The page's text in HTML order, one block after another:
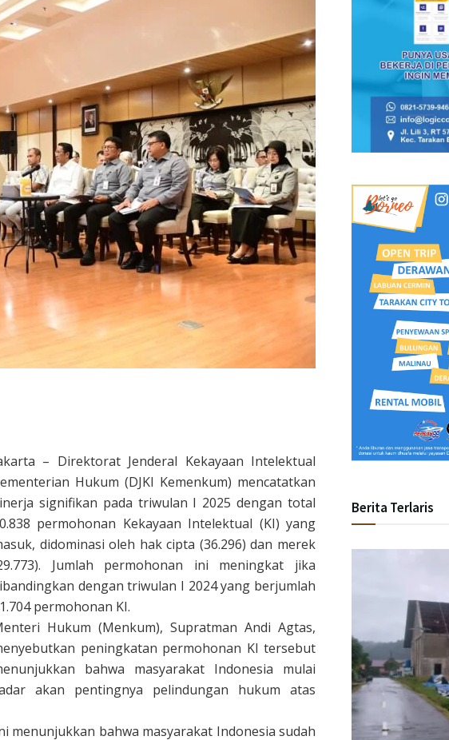
– Direktorat Jenderal Kekayaan Intelektual
Hukum (DJKI Kemenkum) mencatatkan
signifikan pada triwulan I 2025 dengan total
permohonan Kekayaan Intelektual (KI) yang
didominasi oleh hak cipta (36.296) dan merek
Jumlah permohonan ini meningkat jika
dengan triwulan I 2024 yang berjumlah
permohonan KI.
Hukum (Menkum), Supratman Andi Agtas,
peningkatan permohonan KI tersebut
bahwa masyarakat Indonesia mulai
akan pentingnya pelindungan hukum atas
menunjukkan bahwa masyarakat Indonesia sudah
Berita Terlaris